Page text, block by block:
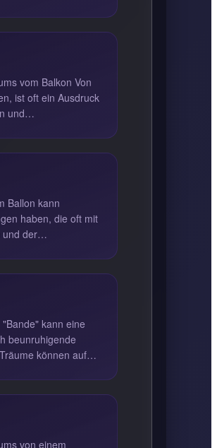
vom Balkon Von
ist oft ein Ausdruck
und
Ballon kann
haben, die oft mit
und der
kann eine
beunruhigende
können auf
von einem